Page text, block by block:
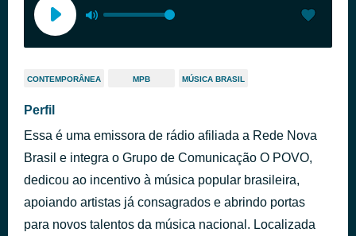
CONTEMPORÂNEA MPB MÚSICA BRASIL
Perfil
Essa é uma emissora de rádio afiliada a Rede Nova
Brasil e integra o Grupo de Comunicação O POVO,
dedicou ao incentivo à música popular brasileira,
apoiando artistas já consagrados e abrindo portas
para novos talentos da música nacional. Localizada